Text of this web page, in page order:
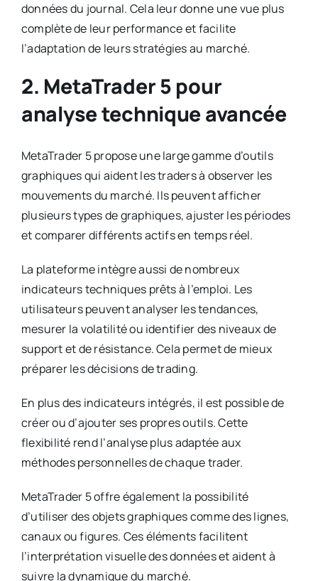
données du journal. Cela leur donne une vue plus
complète de leur performance et facilite
l’adaptation de leurs stratégies au marché.
2. MetaTrader 5 pour
analyse technique avancée
MetaTrader 5 propose une large gamme d’outils
graphiques qui aident les traders à observer les
mouvements du marché. Ils peuvent afficher
plusieurs types de graphiques, ajuster les périodes
et comparer différents actifs en temps réel.
La plateforme intègre aussi de nombreux
indicateurs techniques prêts à l’emploi. Les
utilisateurs peuvent analyser les tendances,
mesurer la volatilité ou identifier des niveaux de
support et de résistance. Cela permet de mieux
préparer les décisions de trading.
En plus des indicateurs intégrés, il est possible de
créer ou d’ajouter ses propres outils. Cette
flexibilité rend l’analyse plus adaptée aux
méthodes personnelles de chaque trader.
MetaTrader 5 offre également la possibilité
d’utiliser des objets graphiques comme des lignes,
canaux ou figures. Ces éléments facilitent
l’interprétation visuelle des données et aident à
suivre la dynamique du marché.